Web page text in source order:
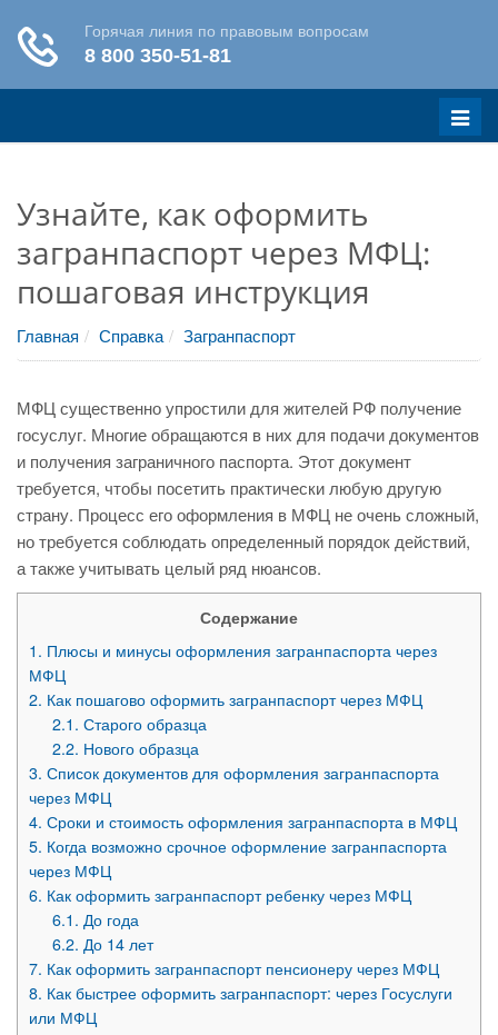
Меню
Узнайте, как оформить
загранпаспорт через МФЦ:
пошаговая инструкция
Главная Справка Загранпаспорт
МФЦ существенно упростили для жителей РФ получение
госуслуг. Многие обращаются в них для подачи документов
и получения заграничного паспорта. Этот документ
требуется, чтобы посетить практически любую другую
страну. Процесс его оформления в МФЦ не очень сложный,
но требуется соблюдать определенный порядок действий,
а также учитывать целый ряд нюансов.
Содержание
1. Плюсы и минусы оформления загранпаспорта через
МФЦ
2. Как пошагово оформить загранпаспорт через МФЦ
2.1. Старого образца
2.2. Нового образца
3. Список документов для оформления загранпаспорта
через МФЦ
4. Сроки и стоимость оформления загранпаспорта в МФЦ
5. Когда возможно срочное оформление загранпаспорта
через МФЦ
6. Как оформить загранпаспорт ребенку через МФЦ
6.1. До года
6.2. До 14 лет
7. Как оформить загранпаспорт пенсионеру через МФЦ
8. Как быстрее оформить загранпаспорт: через Госуслуги
или МФЦ